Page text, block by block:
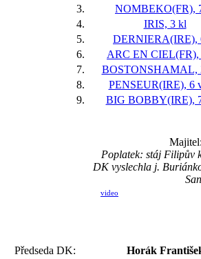
3.
NOMBEKO(FR),
4.
IRIS, 3 kl
5.
DERNIERA(IRE),
6.
ARC EN CIEL(FR),
7.
BOSTONSHAMAL,
8.
PENSEUR(IRE), 6
9.
BIG BOBBY(IRE),
Poplatek: stáj Filipův
DK vyslechla j.
video
Předseda DK:
Horák